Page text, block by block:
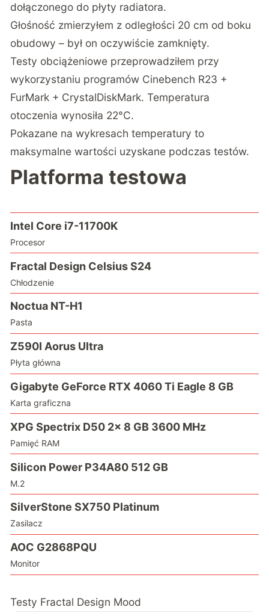
dołączonego do płyty radiatora.
Głośność zmierzyłem z odległości 20 cm od boku
obudowy – był on oczywiście zamknięty.
Testy obciążeniowe przeprowadziłem przy
wykorzystaniu programów Cinebench R23 +
FurMark + CrystalDiskMark. Temperatura
otoczenia wynosiła 22°C.
Pokazane na wykresach temperatury to
maksymalne wartości uzyskane podczas testów.
Platforma testowa
Procesor
Intel Core i7-11700K
Chłodzenie
Fractal Design Celsius S24
Pasta
Noctua NT-H1
Płyta główna
Z590I Aorus Ultra
Karta graficzna
Gigabyte GeForce RTX 4060 Ti Eagle 8 GB
Pamięć RAM
XPG Spectrix D50 2x 8 GB 3600 MHz
M.2
Silicon Power P34A80 512 GB
Zasilacz
SilverStone SX750 Platinum
Monitor
AOC G2868PQU
Testy Fractal Design Mood